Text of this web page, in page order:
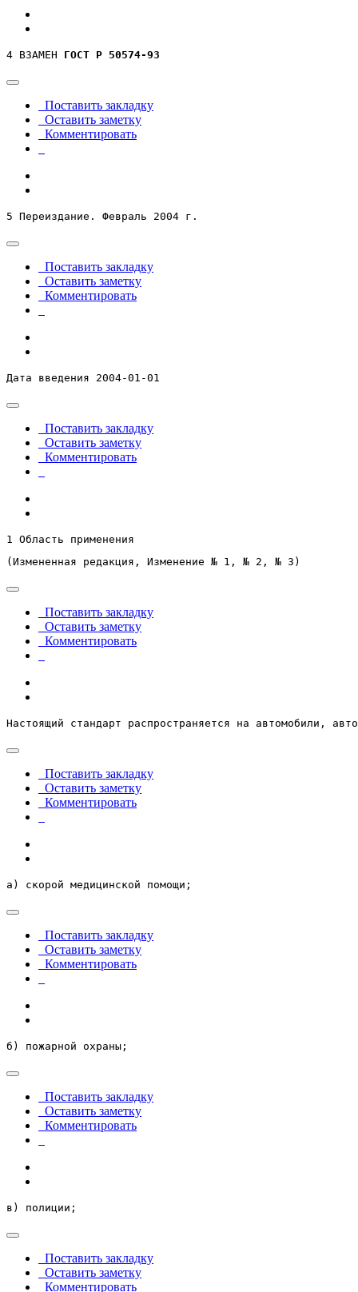
4 ВЗАМЕН ГОСТ Р 50574-93
Поставить закладку
Оставить заметку
Комментировать
5 Переиздание. Февраль 2004 г.
Поставить закладку
Оставить заметку
Комментировать
Дата введения 2004-01-01
Поставить закладку
Оставить заметку
Комментировать
1 Область применения
(Измененная редакция, Изменение № 1, № 2, № 3)
Поставить закладку
Оставить заметку
Комментировать
Настоящий стандарт распространяется на автомобили,
Поставить закладку
Оставить заметку
Комментировать
а) скорой медицинской помощи;
Поставить закладку
Оставить заметку
Комментировать
б) пожарной охраны;
Поставить закладку
Оставить заметку
Комментировать
в) полиции;
Поставить закладку
Оставить заметку
Комментировать